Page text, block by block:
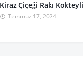
Kiraz Çiçeği Rakı Kokteyli
Temmuz 17, 2024